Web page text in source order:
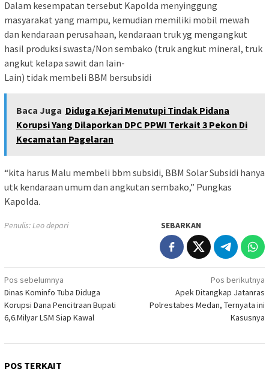
Dalam kesempatan tersebut Kapolda menyinggung
masyarakat yang mampu, kemudian memiliki mobil mewah
dan kendaraan perusahaan, kendaraan truk yg mengangkut
hasil produksi swasta/Non sembako (truk angkut mineral, truk
angkut kelapa sawit dan lain-
Lain) tidak membeli BBM bersubsidi
Baca Juga Diduga Kejari Menutupi Tindak Pidana
Korupsi Yang Dilaporkan DPC PPWI Terkait 3 Pekon Di
Kecamatan Pagelaran
“kita harus Malu membeli bbm subsidi, BBM Solar Subsidi hanya
utk kendaraan umum dan angkutan sembako,” Pungkas
Kapolda.
Penulis: Leo depari SEBARKAN
Navigasi
pos
Pos sebelumnya
Dinas Kominfo Tuba Diduga
Korupsi Dana Pencitraan Bupati
6,6.Milyar LSM Siap Kawal
Pos berikutnya
Apek Ditangkap Jatanras
Polrestabes Medan, Ternyata ini
Kasusnya
POS TERKAIT